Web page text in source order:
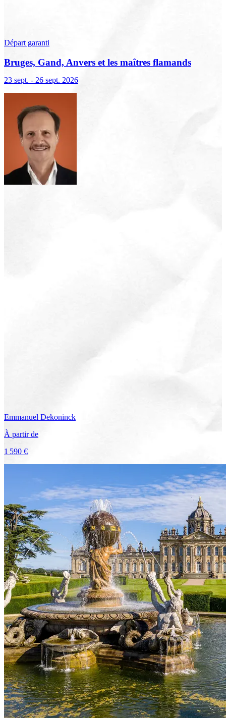
Départ garanti
Bruges, Gand, Anvers et les maîtres flamands
23 sept. - 26 sept. 2026
Emmanuel Dekoninck
À partir de
1 590 €